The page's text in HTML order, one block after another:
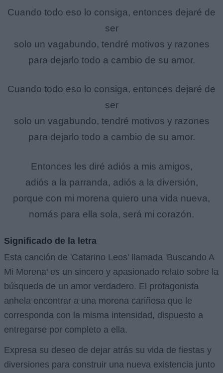
Cuando todo eso lo consiga, entonces dejaré de
ser
solo un vagabundo, tendré motivos y razones
para dejarlo todo a cambio de su amor.
Cuando todo eso lo consiga, entonces dejaré de
ser
solo un vagabundo, tendré motivos y razones
para dejarlo todo a cambio de su amor.
Entonces les diré adiós a mis amigos,
adiós a la parranda, adiós a la diversión,
porque con mi morena quiero una vida nueva,
nomás para ella sola, será mi corazón.
Significado de la letra
Esta canción de 'Catarino Leos' llamada 'Buscando A
Mi Morena' es un sincero y apasionado relato sobre la
búsqueda de un amor verdadero. El protagonista
anhela encontrar a una morena cariñosa que le
corresponda con la misma intensidad, dispuesto a
entregarse por completo a ella.
Expresa su deseo de dejar atrás su vida de fiestas y
diversiones para construir una nueva existencia junto